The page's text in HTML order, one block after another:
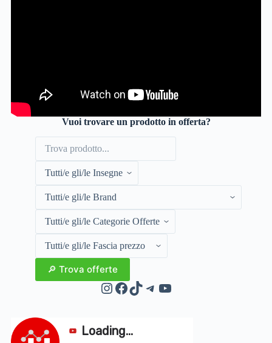
Vuoi trovare un prodotto in offerta?
Instagram
Facebook
TikTok
Telegram
YouTube